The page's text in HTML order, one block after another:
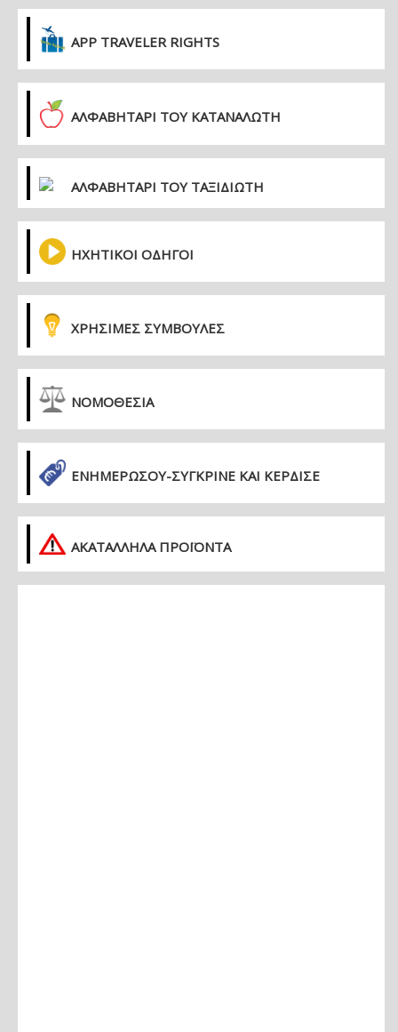
APP TRAVELER RIGHTS
ΑΛΦΑΒΗΤΑΡΙ ΤΟΥ ΚΑΤΑΝΑΛΩΤΗ
ΑΛΦΑΒΗΤΑΡΙ ΤΟΥ ΤΑΞΙΔΙΩΤΗ
ΗΧΗΤΙΚΟΙ ΟΔΗΓΟΙ
ΧΡΗΣΙΜΕΣ ΣΥΜΒΟΥΛΕΣ
ΝΟΜΟΘΕΣΙΑ
ΕΝΗΜΕΡΏΣΟΥ-ΣΎΓΚΡΙΝΕ ΚΑΙ ΚΈΡΔΙΣΕ
ΑΚΑΤΑΛΛΗΛΑ ΠΡΟΪΟΝΤΑ